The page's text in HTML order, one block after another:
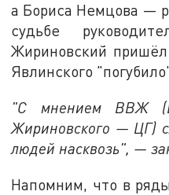
а Бориса Немцова —
судьбе
Жириновский
Явлинского
"С мнением ВВЖ
Жириновского — ЦГ)
людей насквозь", —
Напомним, что в